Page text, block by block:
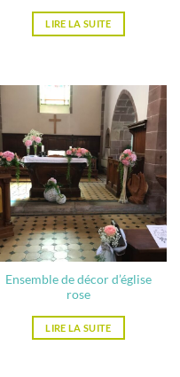
LIRE LA SUITE
Ensemble de décor d’église
rose
LIRE LA SUITE